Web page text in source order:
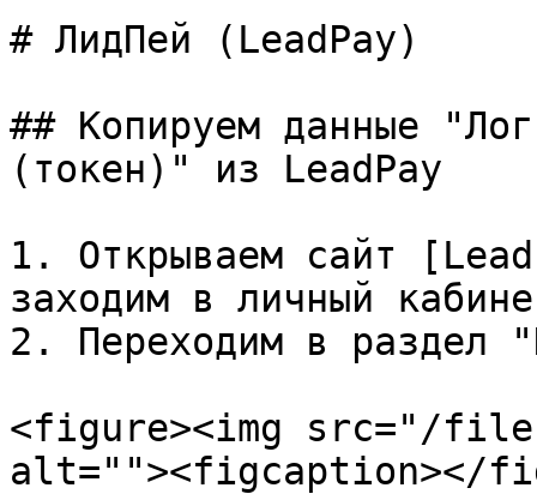
# ЛидПей (LeadPay)
## Копируем данные
(токен)" из LeadPay
1. Открываем сайт
заходим в личный
2. Переходим в раздел
<figure><img src="/
alt=""><figcaption></